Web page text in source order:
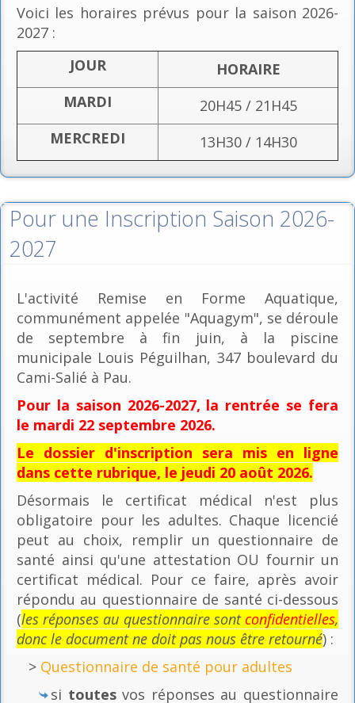
Voici les horaires prévus pour la saison 2026-
2027 :
JOUR
HORAIRE
MARDI
20H45 / 21H45
MERCREDI
13H30 / 14H30
Pour une Inscription Saison 2026-
2027
L'activité Remise en Forme Aquatique,
communément appelée "Aquagym", se déroule
de septembre à fin juin, à la piscine
municipale Louis Péguilhan, 347 boulevard du
Cami-Salié à Pau.
Pour la saison 2026-2027, la rentrée se fera
le mardi 22 septembre 2026.
Le dossier d'inscription sera mis en ligne
dans cette rubrique, le jeudi 20 août 2026.
Désormais le certificat médical n'est plus
obligatoire pour les adultes. Chaque licencié
peut au choix, remplir un questionnaire de
santé ainsi qu'une attestation OU fournir un
certificat médical. Pour ce faire, après avoir
répondu au questionnaire de santé ci-dessous
(les réponses au questionnaire sontconfidentielles,
donc le document ne doit pas nous être retourné) :
> Questionnaire de santé pour adultes
si toutesvos réponses au questionnaire